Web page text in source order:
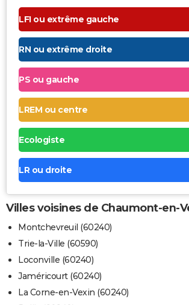
LFI ou extrême gauche
RN ou extrême droite
PS ou gauche
LREM ou centre
Ecologiste
LR ou droite
Villes voisines de Chaumont-en-
Montchevreuil (60240)
Trie-la-Ville (60590)
Loconville (60240)
Jaméricourt (60240)
La Corne-en-Vexin (60240)